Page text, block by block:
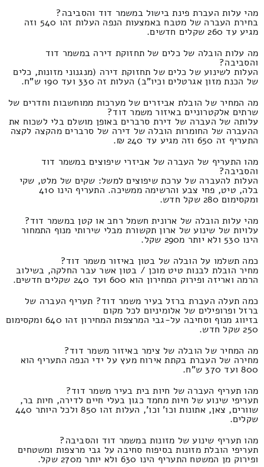
מהי עלות העברת פינת בישול במשמר דוד והסביבה?
בחירת העברה של מטבח באמצעות הנפה העלות זהו 540 וזה
מגיע עד 260 שקלים חדשים.
מה עלות הובלה של כלים של תחזוקת דירה במשמר דוד
והסביבה?
העלות לשינוע של כלים של תחזוקת דירה (מנגנוני מזונות, כלים
של הכנת מזון אגרטלים וכיו"ב) העלות זה 330 ועד 190 ש"ח.
מה המחיר של הובלת אביזרים של מערכות ממוחשבות וחדרים של
שרתים אלקטרוניים באיזור משמר דוד?
עלותה של העברה של דירת סרברים באופן מושלם בלי לשכוח את
ההעברה של החומרות הובלה של דירה של סרברים מהקצה לקצה
התעריף זה 650 וזה מגיע עד 240 ₪.
מהו התעריף של העברה של אביזרי שיפוצים במשמר דוד
והסביבה?
העלות להעברה של ערכת שיפוצים למשל: שקים של מלט, שקי
בלה, טיט, פחי צבע והרשימה ממשיכה. התעריף הינו 410
ומקסימום 280 שקל חדש.
מהי עלות הובלה של ארונית חשמל רחב או קטן במשמר דוד?
עלויות של שינוע של ארון תקשורת מבלי שירותי מנוף התמחור
הינו 530 ולא יותר מ290 שקל.
כמה תשלמו על הובלה של בטון באיזור משמר דוד?
מחיר הובלת לבנות טיט מוכן / בטון אשר עבר החלקה, בשילוב
הרמה ואריזה ופירוק המחירון הוא 600 ועד 240 שקלים חדשים.
כמה תעלה העברת ברזל בעיר משמר דוד? תעריף העברה של
ברזל ופרופילים של אלומיניום לכל מקום
בזיווג מנוף וסחיבה על-גבי המרצפות המחירון זהו 640 ומקסימום
250 שקל חדש.
מה המחיר של הובלה של צימר באיזור משמר דוד?
מחירה של העברת בקתת אירוח מעץ על ידי הנפה התעריף הוא
800 ועד 370 ש"ח.
מהו תעריף העברה של חיות בית בעיר משמר דוד?
תעריפי שינוע של חיות מחמד כגון בעלי חיים לדירה, חיות בר,
שוורים, צאן, אתונות וכו' וכו', העלות זהו 850 ולכל היותר 440
שקלים.
מהו תעריף שינוע של מזונות במשמר דוד והסביבה?
תעריפי הובלת מזונות בסיפוח סחיבה על גבי מרצפות ומשטחים
ופירוק מן המשטח התעריף הינו 630 ולא יותר מ270 שקל.